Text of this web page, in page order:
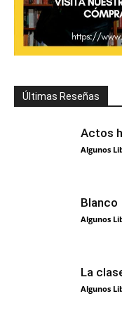
Últimas Reseñas
Actos
Algunos
Blanco
Algunos
La
Algunos